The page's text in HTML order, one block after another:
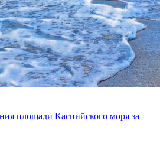
площади Каспийского моря за